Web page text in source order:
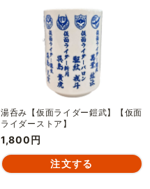
湯呑み【仮面ライダー鎧武】【仮面
ライダーストア】
1,800円